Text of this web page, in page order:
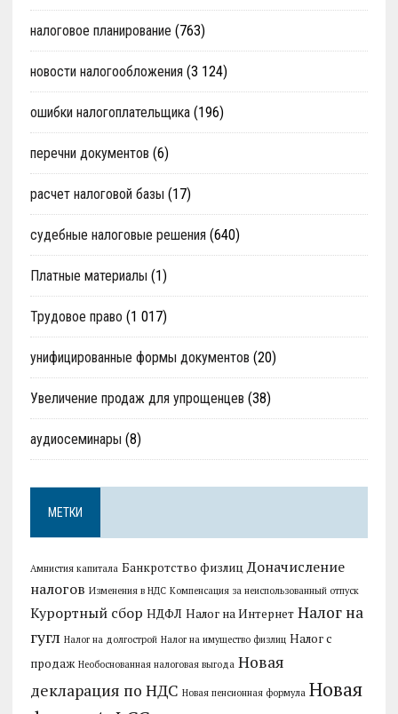
налоговое планирование (763)
новости налогообложения (3 124)
ошибки налогоплательщика(196)
перечни документов (6)
расчет налоговой базы (17)
судебные налоговые решения (640)
Платные материалы (1)
Трудовое право (1 017)
унифицированные формы документов (20)
Увеличение продаж для упрощенцев (38)
аудиосеминары (8)
МЕТКИ
Амнистия капитала Банкротство физлиц Доначисление
налогов Изменения в НДС Компенсация за неиспользованный отпуск
Курортный сбор НДФЛ Налог на Интернет Налог на
гугл Налог на долгострой Налог на имущество физлиц Налог с
продаж Необоснованная налоговая выгода Новая
декларация по НДС Новая пенсионная формула Новая